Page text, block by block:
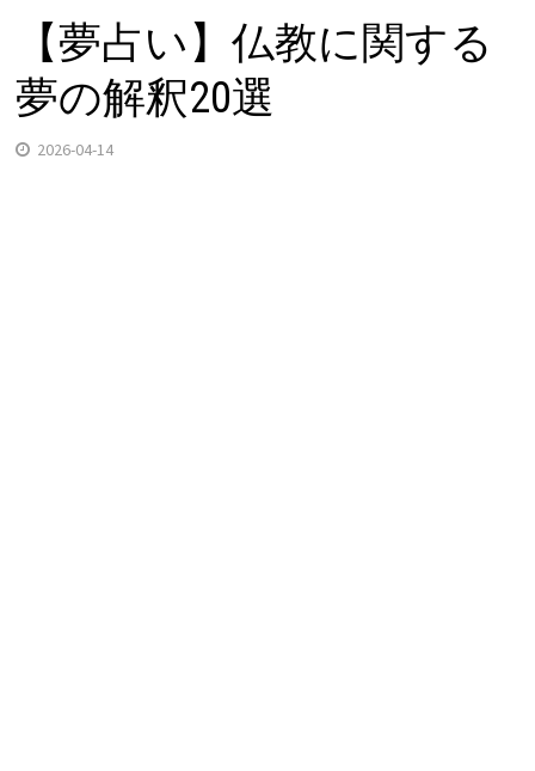
【夢占い】仏教に関する
夢の解釈20選
2026-04-14